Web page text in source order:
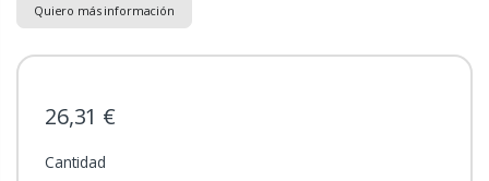
Quiero más información
26,31 €
Cantidad